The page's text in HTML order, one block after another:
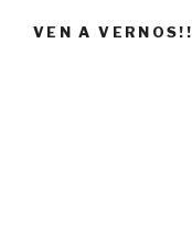
VEN A VERNOS!!